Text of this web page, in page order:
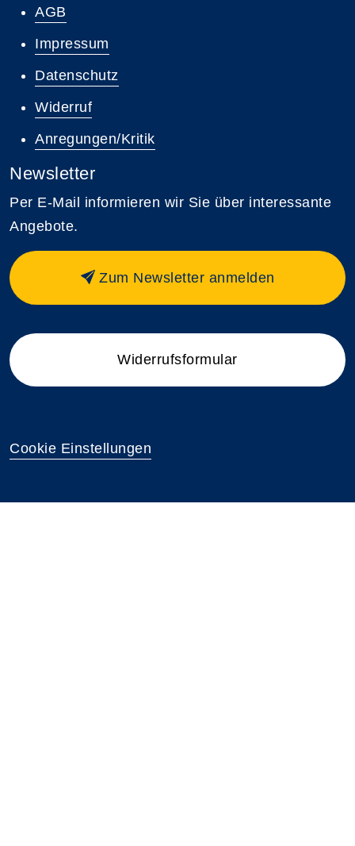
AGB
Impressum
Datenschutz
Widerruf
Anregungen/Kritik
Newsletter
Per E-Mail informieren wir Sie über interessante
Angebote.
Zum Newsletter anmelden
Widerrufsformular
Cookie Einstellungen